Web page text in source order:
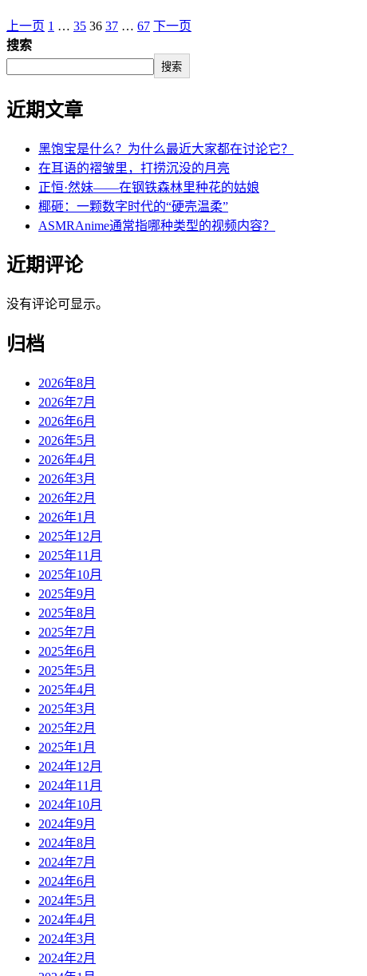
上一页 1 … 35 36 37 … 67 下一页
搜索
搜索
近期文章
黑饱宝是什么？为什么最近大家都在讨论它？
在耳语的褶皱里，打捞沉没的月亮
正恒·然妹——在钢铁森林里种花的姑娘
椰砸：一颗数字时代的“硬壳温柔”
ASMRAnime通常指哪种类型的视频内容？
近期评论
没有评论可显示。
归档
2026年8月
2026年7月
2026年6月
2026年5月
2026年4月
2026年3月
2026年2月
2026年1月
2025年12月
2025年11月
2025年10月
2025年9月
2025年8月
2025年7月
2025年6月
2025年5月
2025年4月
2025年3月
2025年2月
2025年1月
2024年12月
2024年11月
2024年10月
2024年9月
2024年8月
2024年7月
2024年6月
2024年5月
2024年4月
2024年3月
2024年2月